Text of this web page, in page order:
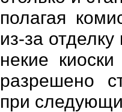
полагая
из-за
некие
разрешено
при